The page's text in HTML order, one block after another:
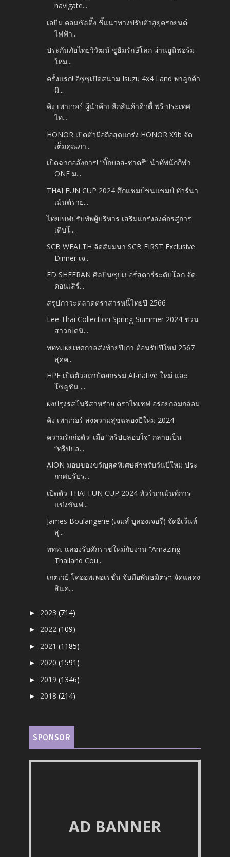
navigate...
เอบีม คอนซัลติ้ง ชี้แนวทางปรับตัวสู่ยุครถยนต์
ไฟฟ้า...
ประกันภัยไทยวิวัฒน์ ชูธีมรักษ์โลก ผ่านยูนิฟอร์ม
ใหม...
ครั้งแรก! อีซูซุเปิดสนาม Isuzu 4x4 Land พาลูกค้า
มิ...
คิง เพาเวอร์ ผู้นำค้าปลีกสินค้าดิวตี้ ฟรี ประเทศ
ไท...
HONOR เปิดตัวมือถือสุดแกร่ง HONOR X9b จัด
เต็มคุณภา...
เปิดฉากอลังการ! “บิ๊กบอส-ชาตรี” นำทัพนักกีฬา
ONE ม...
THAI FUN CUP 2024 ศึกแชมป์ชนแชมป์ ทัวร์นา
เม้นต์ราย...
ไทยเบฟปรับทัพผู้บริหาร เสริมแกร่งองค์กรสู่การ
เติบโ...
SCB WEALTH จัดสัมมนา SCB FIRST Exclusive
Dinner เจ...
ED SHEERAN ศิลปินซุปเปอร์สตาร์ระดับโลก จัด
คอนเสิร์...
สรุปภาวะตลาดตราสารหนี้ไทยปี 2566
Lee Thai Collection Spring-Summer 2024 ชวน
สาวกเดนิ...
ททท.เผยเทศกาลส่งท้ายปีเก่า ต้อนรับปีใหม่ 2567
สุดค...
HPE เปิดตัวสถาปัตยกรรม AI-native ใหม่ และ
โซลูชัน ...
ผงปรุงรสโนริสาหร่าย ตราไทเชฟ อร่อยกลมกล่อม
คิง เพาเวอร์ ส่งความสุขฉลองปีใหม่ 2024
ความรักก่อตัว! เมื่อ “ทริปปลอบใจ” กลายเป็น
“ทริปปล...
AION มอบของขวัญสุดพิเศษสำหรับวันปีใหม่ ประ
กาศปรับร...
เปิดตัว THAI FUN CUP 2024 ทัวร์นาเม้นท์การ
แข่งขันฟ...
James Boulangerie (เจมส์ บูลองเจอรี) จัดอีเว้นท์
สุ...
ททท. ฉลองรับศักราชใหม่กับงาน “Amazing
Thailand Cou...
เกตเวย์ โคออพเพอเรชั่น จับมือพันธมิตรฯ จัดแสดง
สินค...
► 2023(714)
► 2022(109)
► 2021(1185)
► 2020(1591)
► 2019(1346)
► 2018(214)
SPONSOR
AD BANNER